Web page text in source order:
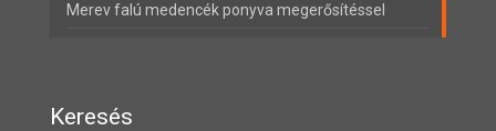
Merev falú medencék ponyva megerősítéssel
Keresés